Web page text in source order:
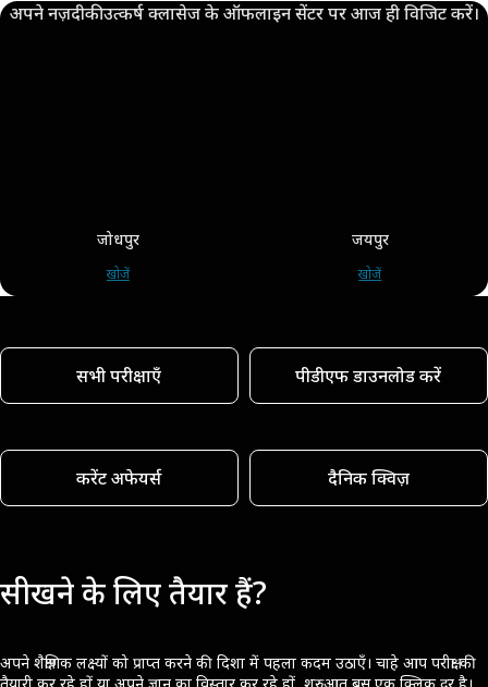
अपने नज़दीकी उत्कर्ष क्लासेज के ऑफलाइन सेंटर पर आज ही विजिट करें।
जोधपुर
खोजें
जयपुर
खोजें
सभी परीक्षाएँ पीडीएफ डाउनलोड करें
करेंट अफेयर्स दैनिक क्विज़
सीखने के लिए तैयार हैं?
अपने शैक्षणिक लक्ष्यों को प्राप्त करने की दिशा में पहला कदम उठाएँ। चाहे आप परीक्षा की